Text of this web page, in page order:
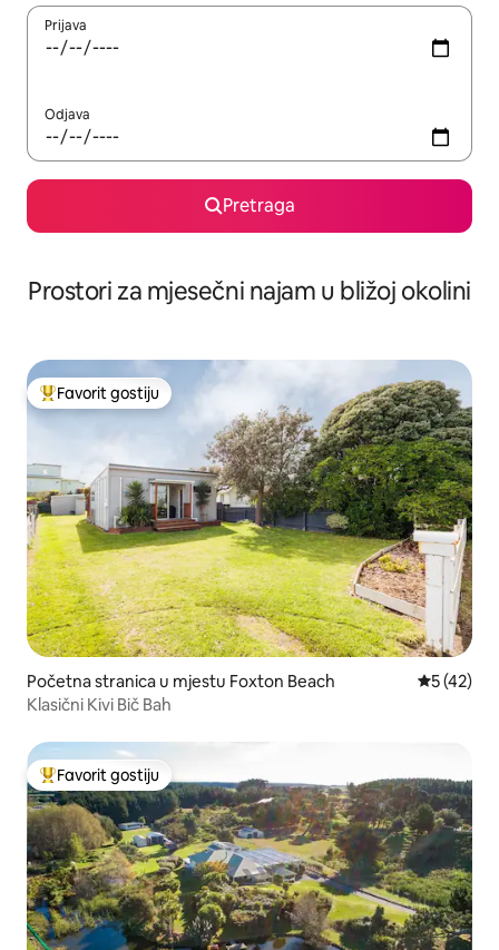
Prijava
Odjava
Pretraga
Prostori za mjesečni najam u bližoj okolini
Glavni favorit gostiju
Favorit gostiju
Početna stranica u mjestu Foxton Beach prosječna
5 (42)
Klasični Kivi Bič Bah
Glavni favorit gostiju
Favorit gostiju